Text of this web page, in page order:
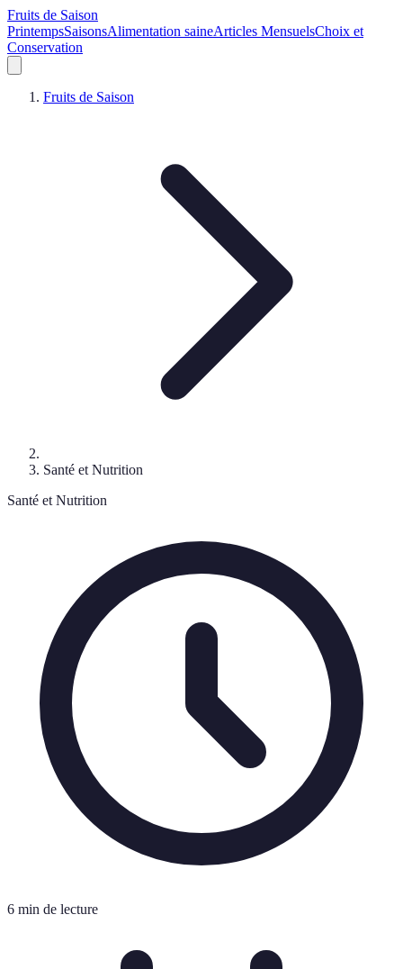
Fruits de Saison
PrintempsSaisonsAlimentation saineArticles MensuelsChoix et
Conservation
Fruits de Saison
Santé et Nutrition
Santé et Nutrition
6 min de lecture